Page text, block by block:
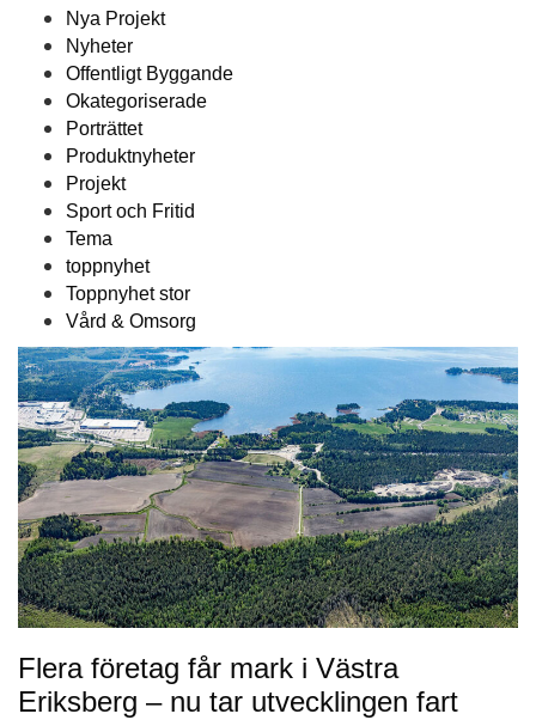
Nya Projekt
Nyheter
Offentligt Byggande
Okategoriserade
Porträttet
Produktnyheter
Projekt
Sport och Fritid
Tema
toppnyhet
Toppnyhet stor
Vård & Omsorg
Flera företag får mark i Västra
Eriksberg – nu tar utvecklingen fart